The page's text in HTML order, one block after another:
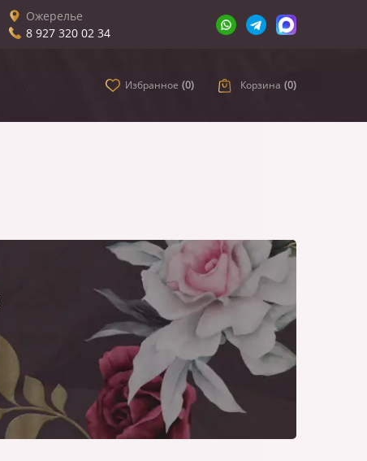
Ожерелье
8 927 320 02 34
Избранное (0) Корзина (0)